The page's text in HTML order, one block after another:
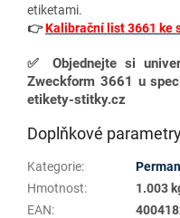
etiketami.
👉Kalibrační list 3661 ke
✅ Objednejte si
Zweckform 3661 u
etikety-stitky.cz
Doplňkové
Kategorie:
Hmotnost:
1.003
EAN: